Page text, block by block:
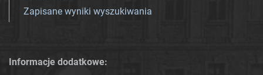
Zapisane wyniki wyszukiwania
Informacje dodatkowe: